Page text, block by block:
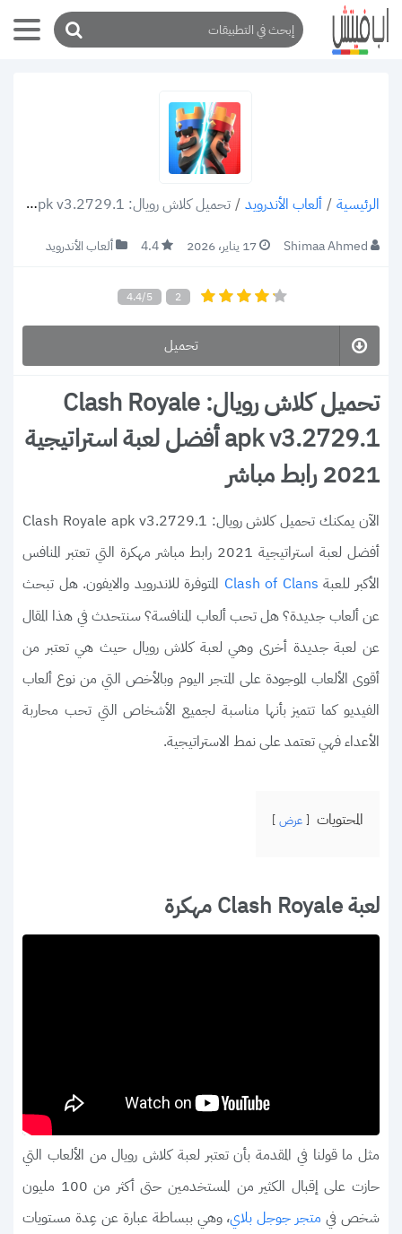
الرئيسية / ألعاب الأندرويد / تحميل كلاش رويال: Clash Royale apk v3.2729.1 أفضل لعبة استراتيجية 2021 رابط مباشر
Shimaa Ahmed 17 يناير، 2026 4.4 ألعاب الأندرويد
4.4/5 2
تحميل
تحميل كلاش رويال: Clash Royale
apk v3.2729.1 أفضل لعبة استراتيجية
2021 رابط مباشر
الآن يمكنك تحميل كلاش رويال: Clash Royale apk v3.2729.1
أفضل لعبة استراتيجية 2021 رابط مباشر مهكرة التي تعتبر المنافس
الأكبر للعبة Clash of Clans المتوفرة للاندرويد والايفون. هل تبحث
عن ألعاب جديدة؟ هل تحب ألعاب المنافسة؟ سنتحدث في هذا المقال
عن لعبة جديدة أخرى وهي لعبة كلاش رويال حيث هي تعتبر من
أقوى الألعاب الموجودة على المتجر اليوم وبالأخص التي من نوع ألعاب
الفيديو كما تتميز بأنها مناسبة لجميع الأشخاص التي تحب محاربة
الأعداء فهي تعتمد على نمط الاستراتيجية.
المحتويات عرض
لعبة Clash Royale مهكرة
مثل ما قولنا في المقدمة بأن تعتبر لعبة كلاش رويال من الألعاب التي
حازت على إقبال الكثير من المستخدمين حتى أكثر من 100 مليون
شخص في متجر جوجل بلاي، وهي ببساطة عبارة عن عِدة مستويات